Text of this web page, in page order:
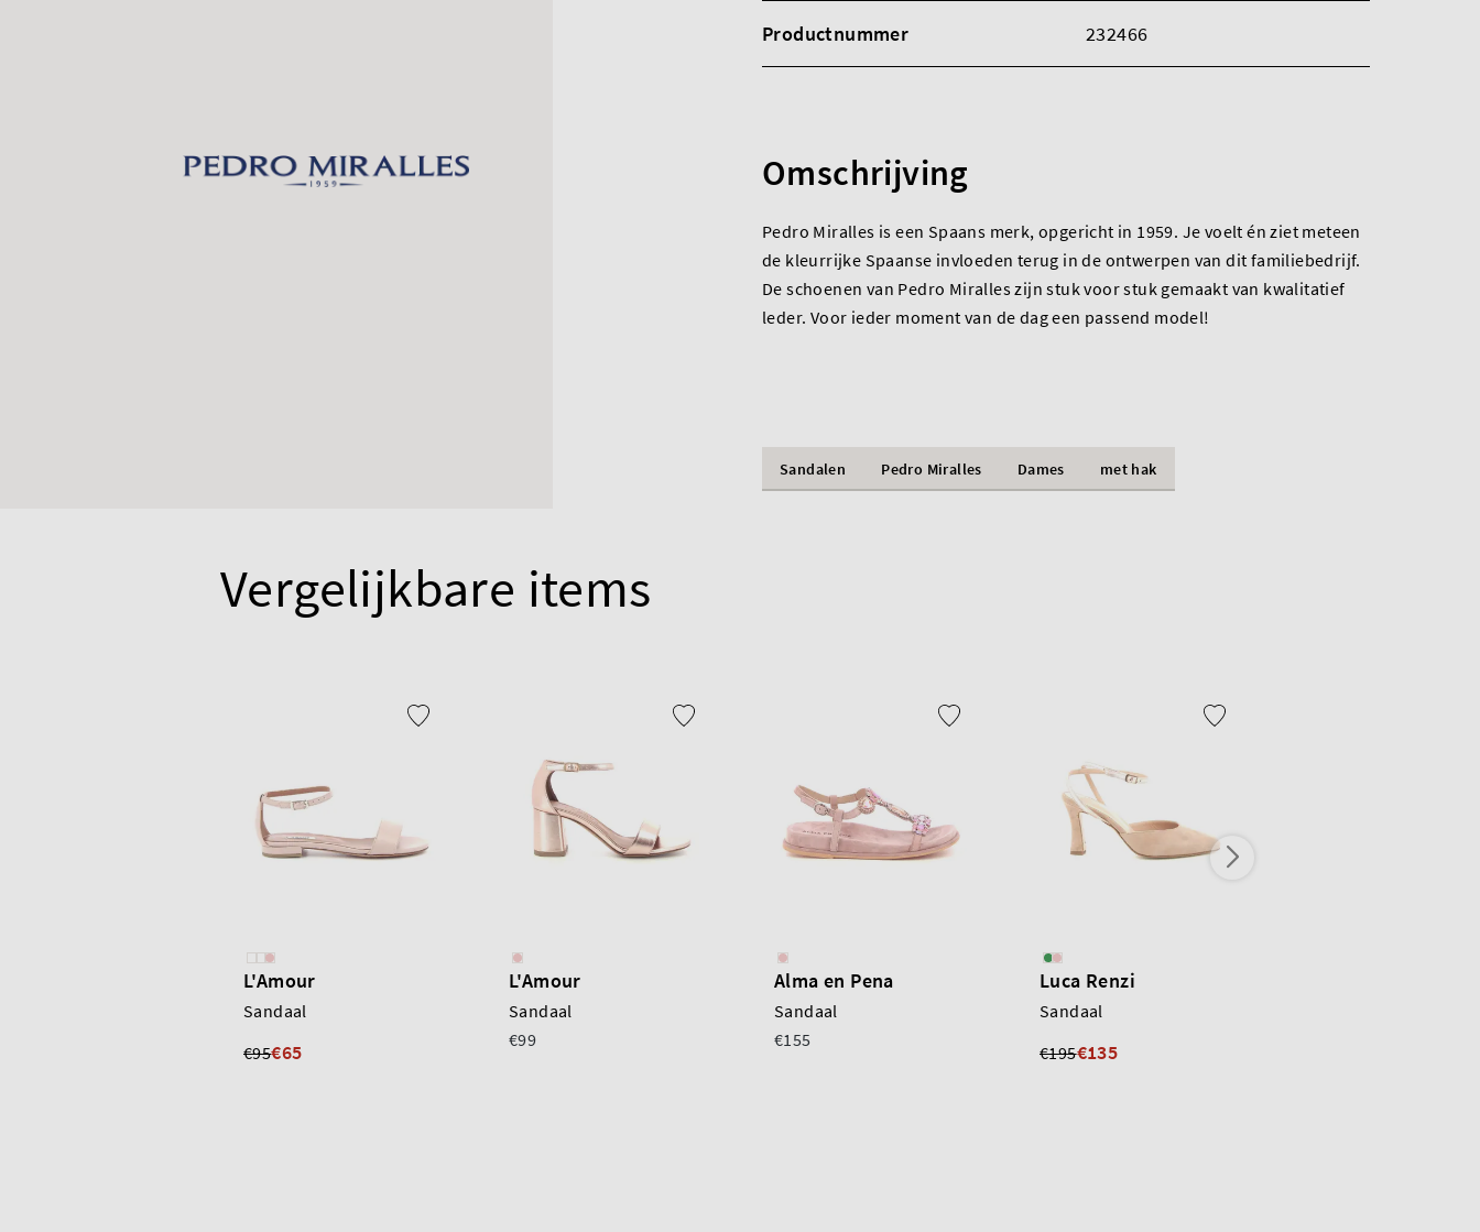
Productnummer 232466
Omschrijving
Pedro Miralles is een Spaans merk, opgericht in 1959. Je voelt én ziet meteen
de kleurrijke Spaanse invloeden terug in de ontwerpen van dit familiebedrijf.
De schoenen van Pedro Miralles zijn stuk voor stuk gemaakt van kwalitatief
leder. Voor ieder moment van de dag een passend model!
Sandalen Pedro Miralles Dames met hak
Vergelijkbare items
L'Amour
Sandaal
€95€65
L'Amour
Sandaal
€99
Alma en Pena
Sandaal
€155
Luca Renzi
Sandaal
€195€135